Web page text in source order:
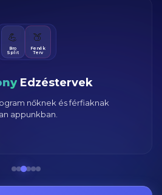
💪
Bro
Split
🍑
Fenék
Terv
Edzéstervek
nőknek és férfiaknak
appunkban.